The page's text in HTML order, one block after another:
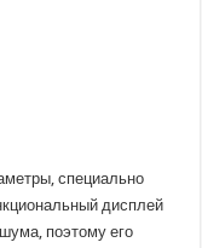
специально
дисплей
поэтому его